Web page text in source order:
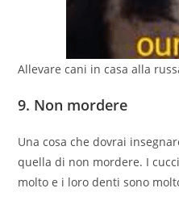
Allevare cani in casa alla
9. Non mordere
Una cosa che dovrai
quella di non mordere. I
molto e i loro denti sono